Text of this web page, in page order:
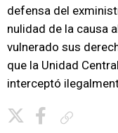
defensa del
nulidad de la causa
vulnerado sus
que la Unidad
interceptó